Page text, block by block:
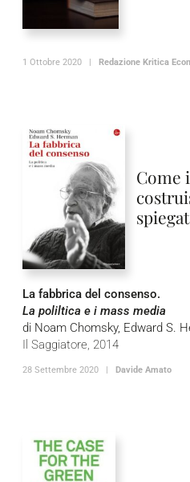
1 Ottobre 2020 | Redazione Kritica
Come
La fabbrica del consenso.
La poliltica e i mass media
di Noam Chomsky, Edward S.
Il Saggiatore, 2014
28 Settembre 2020 | Davide Amato